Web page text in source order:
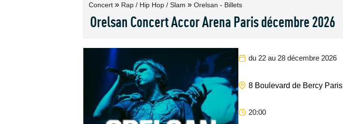
Concert » Rap / Hip Hop / Slam » Orelsan - Billets
Orelsan Concert Accor Arena Paris décembre 2026
du 22 au 28 décembre 2026
8 Boulevard de Bercy Paris
20:00